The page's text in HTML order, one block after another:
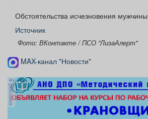
Обстоятельства исчезновения
Источник
Фото: ВКонтакте / ПСО "ЛизаАлерт"
MAX-канал "Новости"
реклама